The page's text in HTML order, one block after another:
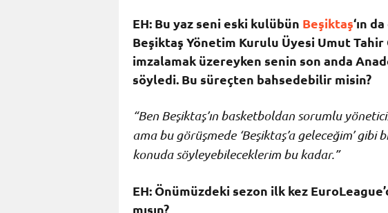
EH: Bu yaz seni eski kulübün Beşiktaş‘ın
Beşiktaş Yönetim Kurulu Üyesi Umut Tahir
imzalamak üzereyken senin son anda
söyledi. Bu süreçten bahsedebilir misin?
“Ben Beşiktaş’ın basketboldan sorumlu
ama bu görüşmede ‘Beşiktaş’a geleceğim’ gibi
konuda söyleyebileceklerim bu kadar.”
EH: Önümüzdeki sezon ilk kez
mısın?